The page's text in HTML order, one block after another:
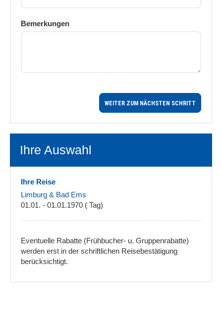
Bemerkungen
WEITER ZUM NÄCHSTEN SCHRITT
Ihre Auswahl
Ihre Reise
Limburg & Bad Ems
01.01. - 01.01.1970 ( Tag)
Eventuelle Rabatte (Frühbucher- u. Gruppenrabatte)
werden erst in der schriftlichen Reisebestätigung
berücksichtigt.